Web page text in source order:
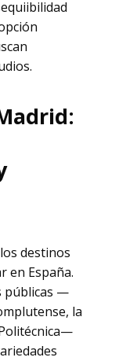
destinos
en España.
públicas —
la